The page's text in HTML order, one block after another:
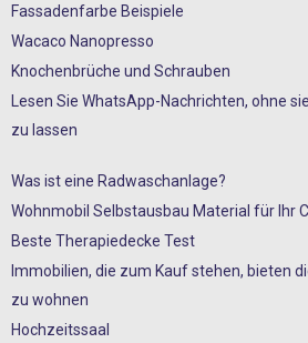
Fassadenfarbe Beispiele
Wacaco Nanopresso
Knochenbrüche und Schrauben
Lesen Sie WhatsApp-Nachrichten, ohne
zu lassen
Was ist eine Radwaschanlage?
Wohnmobil Selbstausbau Material für Ihr
Beste Therapiedecke Test
Immobilien, die zum Kauf stehen, bieten
zu wohnen
Hochzeitssaal